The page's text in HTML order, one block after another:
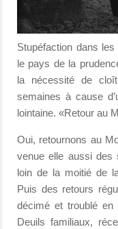
Stupéfaction dans
le pays de la
la nécessité de
semaines à cause
lointaine. «Retour au
Oui, retournons au
venue elle aussi des
loin de la moitié de
Puis des retours
décimé et troublé en
Deuils familiaux,